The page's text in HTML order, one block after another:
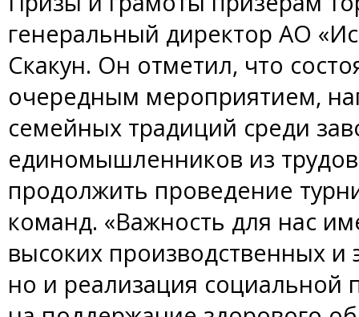
генеральный директор АО
Скакун. Он отметил, что
очередным мероприятием,
семейных традиций среди
единомышленников из
продолжить проведение
команд. «Важность для нас
высоких производственных и
но и реализация социальной